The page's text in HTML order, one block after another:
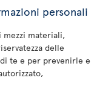
personali
mezzi materiali,
delle
te e per prevenirle e